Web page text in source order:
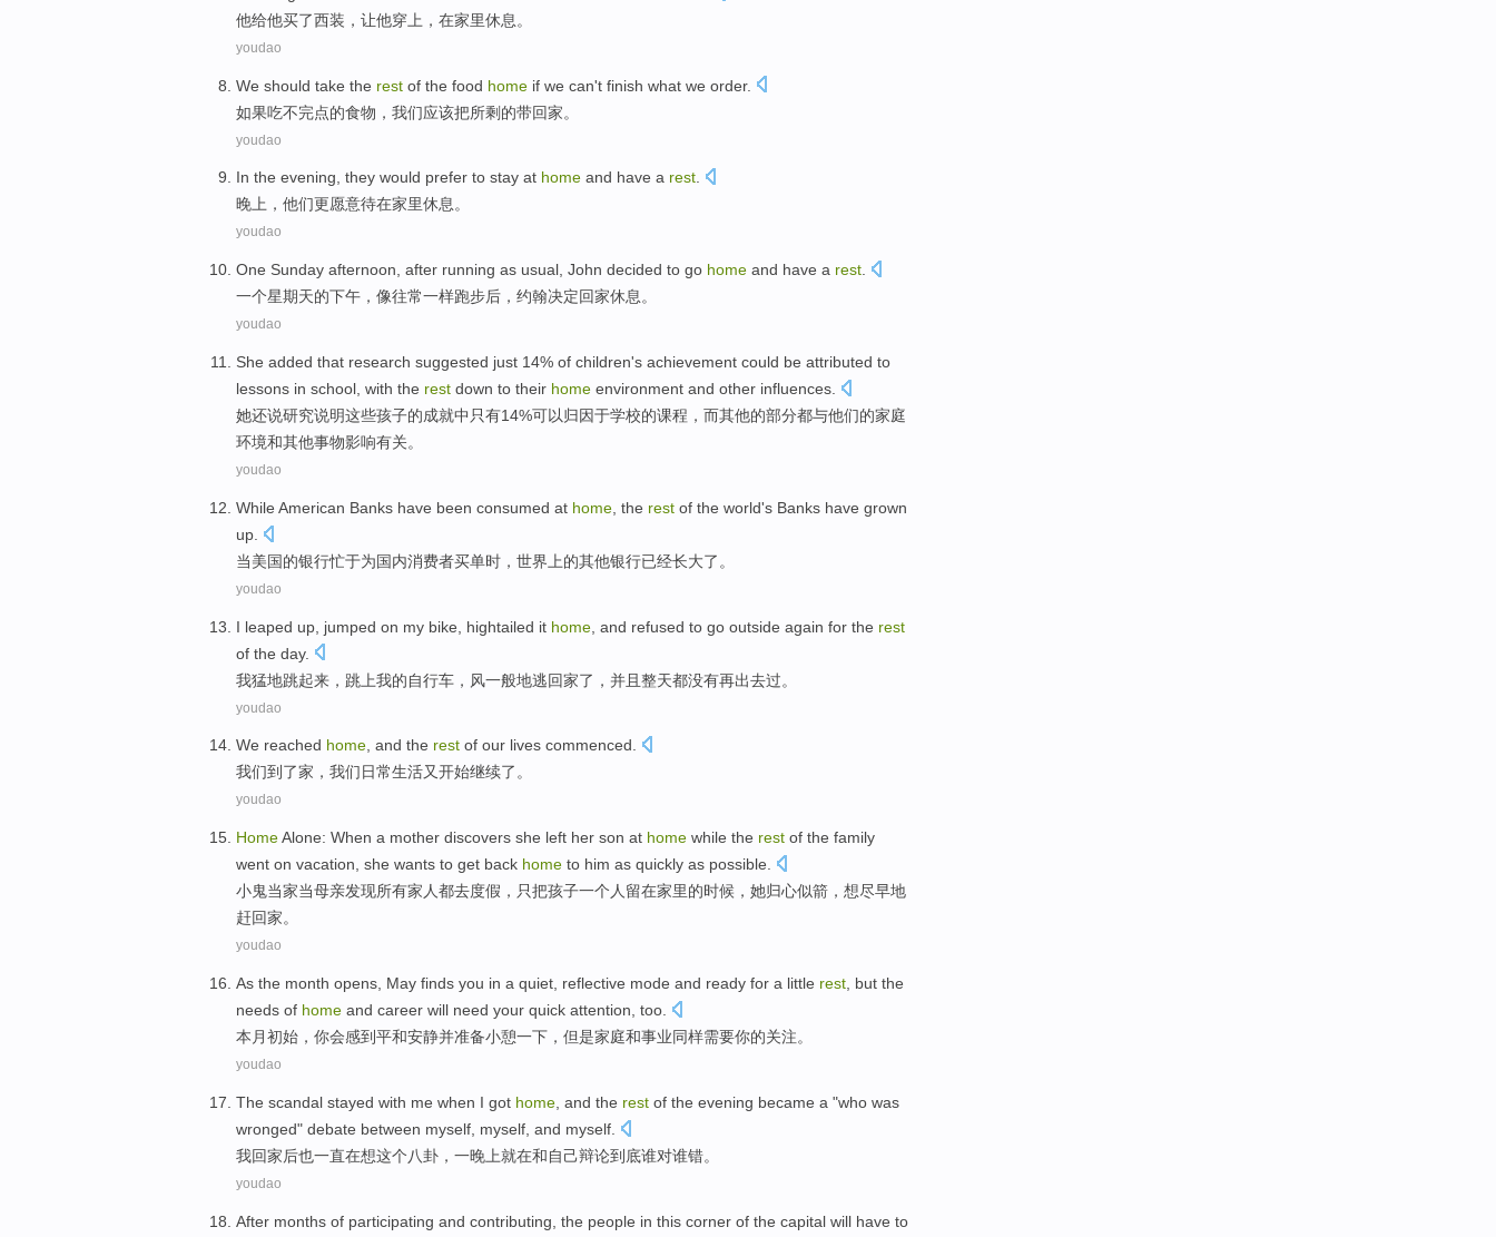
他给他买了西装，让他穿上，在家里休息。
youdao
We should take the rest of the food home if we can't finish what we order.
如果吃不完点的食物，我们应该把所剩的带回家。
youdao
In the evening, they would prefer to stay at home and have a rest.
晚上，他们更愿意待在家里休息。
youdao
One Sunday afternoon, after running as usual, John decided to go home and have a rest
一个星期天的下午，像往常一样跑步后，约翰决定回家休息。
youdao
She added that research suggested just 14% of children's achievement could be attributed to
lessons in school with the rest down to their home environment and other influences
她还说研究说明这些孩子的成就中 只有14%可以归因于学校的课程 ， 而其他的部分都与他们的家庭
环境和其他事物影响有关。
youdao
While American Banks have been consumed at home , the rest of the world's Banks have grown
up.
当美国的银行忙于为国内消费者买单时， 世界 上的其他银行已经长大了。
youdao
I leaped up jumped on my bike hightailed it home , and refused to go outside again for the rest
of the day.
我猛地跳起来 ， 跳 上我的自行车 ，风一般地逃回家了，并且整天都没有再出去过。
youdao
We reached home, and the rest of our lives commenced.
我们到了家 ， 我们日常生活又开始继续了。
youdao
HomeAlone: When a mother discovers she left her son at home while the rest of the family
went on vacation , she wants to get back home to him as quickly as possible
小鬼当家当母亲发现所有家人都去度假 ，只把孩子一个 人留在家里的时候， 她归心似箭， 想尽早地
赶回家。
youdao
As the month opens May finds you in a quiet , reflective mode and ready for a little rest but the
needs of home and career will need your quick attention too
本月初始， 你会感到平和安静并准备小憩一下 ， 但是家庭和事业同样需要你的关注。
youdao
The scandal stayed with me when I got home , and the rest of the evening became a "who was
wronged" debate between myself myself , and myself.
我回家后也一直在想这个八卦， 一晚上就在和自己辩论到底谁对谁错。
youdao
After months of participating and contributing , the people in this corner of the capital will have to